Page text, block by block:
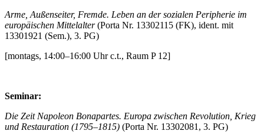
Arme, Außenseiter, Fremde. Leben an der sozialen Peripherie im
europäischen Mittelalter(Porta Nr. 13302115 (FK), ident. mit
13301921 (Sem.), 3. PG)
[montags, 14:00–16:00 Uhr c.t., Raum P 12]
Seminar:
Die Zeit Napoleon Bonapartes. Europa zwischen Revolution, Krieg
und Restauration (1795–1815) (Porta Nr. 13302081, 3. PG)